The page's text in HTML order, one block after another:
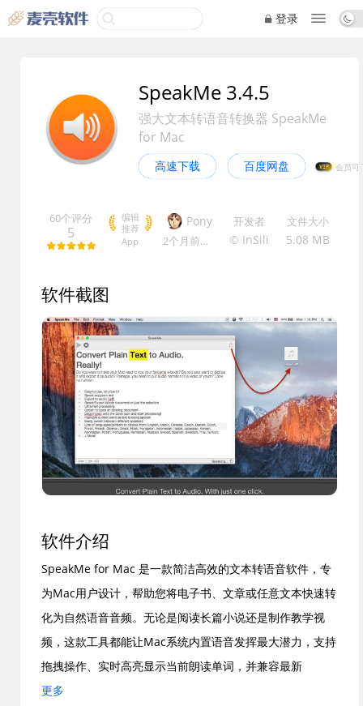
登录
SpeakMe 3.4.5
强大文本转语音转换器 SpeakMe
for Mac
高速下载 百度网盘 VIP
60个评分
5
编辑
推荐
App
Pony
2个月前
更新
开发者
© InSili
文件大小
5.08 MB
软件截图
软件介绍
SpeakMe for Mac 是一款简洁高效的文本转语音软件，专
为Mac用户设计，帮助您将电子书、文章或任意文本快速转
化为自然语音音频。无论是阅读长篇小说还是制作教学视
频，这款工具都能让Mac系统内置语音发挥最大潜力，支持
拖拽操作、实时高亮显示当前朗读单词，并兼容最新
macOS系统和Apple Silicon芯片。SpeakMe for Mac 操作
更多